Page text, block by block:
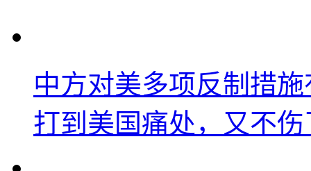
中方对美多项反制措
打到美国痛处，又不